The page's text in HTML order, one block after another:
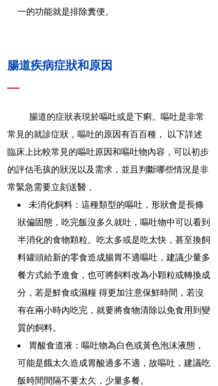
一的功能就是排除糞便。
腸道疾病症狀和原因
腸道的症狀表現於嘔吐或是下痢。嘔吐是非常
常見的就診症狀，嘔吐的原因有百百種， 以下詳述
臨床上比較常見的嘔吐原因和嘔吐物內容，可以初步
的評估毛孩的狀況以及需求，並且判斷哪些情況是非
常緊急需要立刻送醫 。
未消化飼料：這種類型的嘔吐，形狀會是長條
狀偏固態，吃完飯沒多久就吐，嘔吐物中可以看到
半消化的食物顆粒。吃太多或是吃太快，甚至換飼
料罐頭給新的零食造成腸胃不適嘔吐，建議少量多
餐方式給予進食，也可將飼料改為小顆粒或轉換成
分，若是鮮食或濕糧 得更加注意保鮮時間，若沒
有在兩小時內吃完，就要將食物清除以免食用到變
質的飼料。
胃酸食道液：嘔吐物為白色或黃色泡沫液態，
可能是餓太久造成胃酸過多不適，故嘔吐，建議吃
飯時間間隔不要太久，少量多餐。